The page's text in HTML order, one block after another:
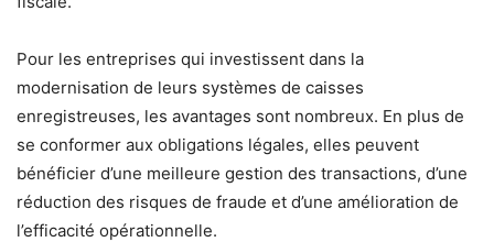
Pour les entreprises qui investissent dans la
modernisation de leurs systèmes de caisses
enregistreuses, les avantages sont nombreux. En plus de
se conformer aux obligations légales, elles peuvent
bénéficier d’une meilleure gestion des transactions, d’une
réduction des risques de fraude et d’une amélioration de
l’efficacité opérationnelle.